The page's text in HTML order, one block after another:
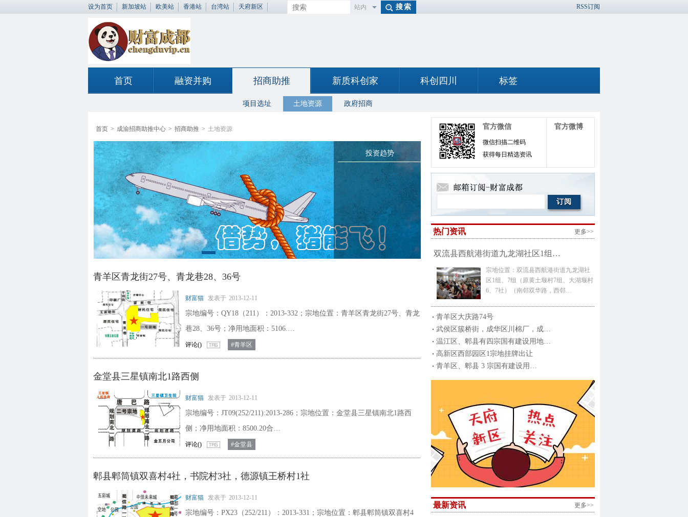
设为首页 新加坡站 欧美站 香港站 台湾站 天府新区
站内
RSS订阅
首页 融资并购 招商助推
项目选址 土地资源 政府招商
新质科创家 科创四川 标签
首页 > 成渝招商助推中心 > 招商助推 > 土地资源
投资趋势
青羊区青龙街27号、青龙巷28、36号
财富猫 发表于 2013-12-11
宗地编号：QY18（211）：2013-332；宗地位置：青羊区青龙街27号、青龙
巷28、36号；净用地面积：5106.…
评论() #青羊区
金堂县三星镇南北1路西侧
财富猫 发表于 2013-12-11
宗地编号：JT09(252/211):2013-286；宗地位置：金堂县三星镇南北1路西
侧；净用地面积：8500.20合…
评论() #金堂县
郫县郫筒镇双喜村4社，书院村3社，德源镇王桥村1社
财富猫 发表于 2013-12-11
宗地编号：PX23（252/211）：2013-331；宗地位置：郫县郫筒镇双喜村4
官方微信
微信扫描二维码
获得每日精选资讯
官方微博
更多>>
热门资讯
双流县西航港街道九龙湖社区1组…
宗地位置：双流县西航港街道九龙湖社
区1组、7组（原黄土堰村7组、大湖堰村
6、7社）（南邻双华路，西邻…
青羊区大庆路74号
武侯区簇桥街，成华区川棉厂，成…
温江区、郫县有四宗国有建设用地…
高新区西部园区1宗地挂牌出让
青羊区、郫县 3 宗国有建设用…
更多>>
最新资讯